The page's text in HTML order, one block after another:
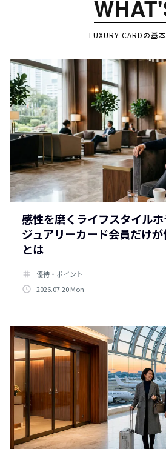
LUXURY CARDの基
感性を磨くライフスタイル
ジュアリーカード会員だけ
とは
tag
優待・ポイント
access_time 2026.07.20 Mon